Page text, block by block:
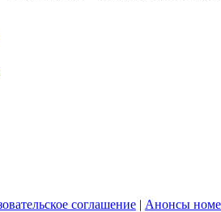
соглашение | Анонсы